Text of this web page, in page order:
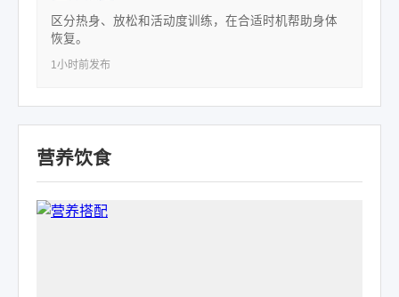
区分热身、放松和活动度训练，在合适时机帮助身体
恢复。
1小时前发布
营养饮食